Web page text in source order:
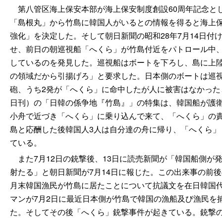
第八管区海上保安本部が海上保安制度創設60周年記念
「島根丸」から竹島に韓国人がいるとの情報を得ると海
強化」を決定した。そして朝日新聞の昭和28年7月14日付
せ、前日の朝巡視船「へくら」が竹島付近をパトロール
しているのを発見した。巡視船はボートを下ろし、島に
の領域だから引揚げろ」と要求した。日本側のボートは
砲、うち2発が「へくら」に命中したが人に被害はなかっ
日刊）の「日韓の係争地『竹島』」の特集は、韓国船が
小舟で近づき「へくら」に乗り込んで来て、「へくら」
島と応酬した後韓国人3人は自分達の舟に帰り、「へくら
ている。
また7月12日の銃撃後、13日に読売新聞が「韓国船側が
射たる」と朝日新聞が7月14日に報じた。この出来事の前
月末韓国漁民が竹島に居たことについて抗議文を在日韓
マンが7月2日に最近日本側が竹島で韓国の漁船及び漁民
た。そしてその後「へくら」銃撃事件が起きている。銃